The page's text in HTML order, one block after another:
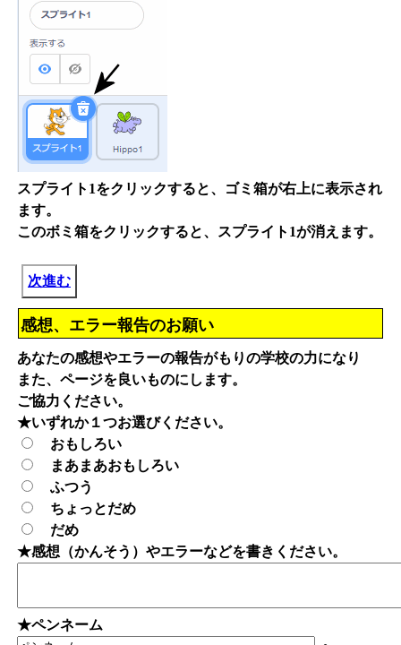
スプライト1をクリックすると、ゴミ箱が右上に表示され
ます。
このボミ箱をクリックすると、スプライト1が消えます。
次進む
感想、エラー報告のお願い
あなたの感想やエラーの報告がもりの学校の力になり
また、ページを良いものにします。
ご協力ください。
★いずれか１つお選びください。
おもしろい
まあまあおもしろい
ふつう
ちょっとだめ
だめ
★感想（かんそう）やエラーなどを書きください。
★ペンネーム